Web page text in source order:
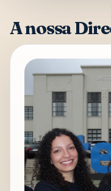
A nossa